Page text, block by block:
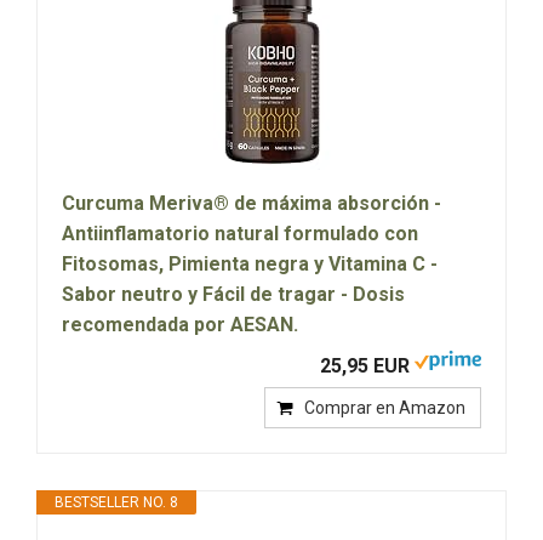
Curcuma Meriva® de máxima absorción -
Antiinflamatorio natural formulado con
Fitosomas, Pimienta negra y Vitamina C -
Sabor neutro y Fácil de tragar - Dosis
recomendada por AESAN.
25,95 EUR
Comprar en Amazon
BESTSELLER NO. 8